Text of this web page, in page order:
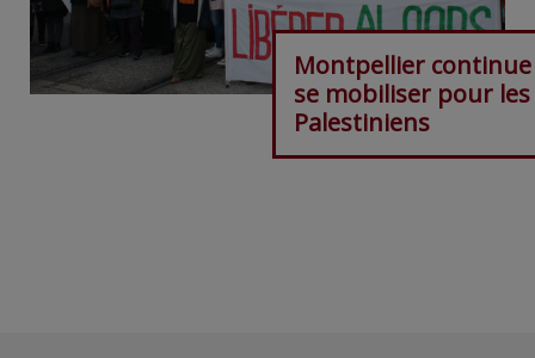
Montpellier continue
se mobiliser pour les
Palestiniens